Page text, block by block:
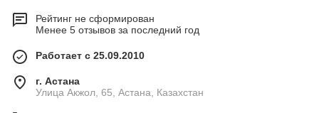
Рейтинг не сформирован
Менее 5 отзывов за последний год
Работает с 25.09.2010
г. Астана
Улица Акжол, 65, Астана, Казахстан